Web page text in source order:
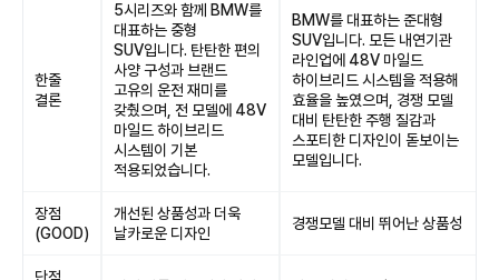
한줄
결론
5시리즈와 함께 BMW를
대표하는 중형
SUV입니다. 탄탄한 편의
사양 구성과 브랜드
고유의 운전 재미를
갖췄으며, 전 모델에 48V
마일드 하이브리드
시스템이 기본
적용되었습니다.
BMW를 대표하는 준대형
SUV입니다. 모든 내연기관
라인업에 48V 마일드
하이브리드 시스템을 적용해
효율을 높였으며, 경쟁 모델
대비 탄탄한 주행 질감과
스포티한 디자인이 돋보이는
모델입니다.
장점
(GOOD)
개선된 상품성과 더욱
날카로운 디자인
경쟁모델 대비 뛰어난 상품성